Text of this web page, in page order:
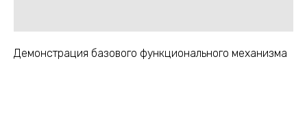
Демонстрация базового функционального механизма